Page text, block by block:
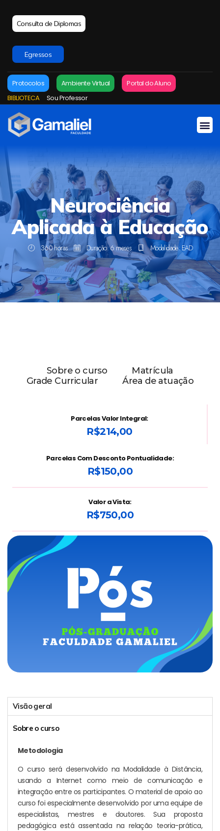
Consulta de Diplomas
Egressos
Protocolos Ambiente Virtual
Portal do Aluno
BIBLIOTECA
Sou Professor
Neurociência
Aplicada à Educação
360 horas Duração: 6 meses Modalidade: EAD
Sobre o curso
Matrícula
Grade Curricular
Área de atuação
Parcelas Valor Integral:
R$214,00
Parcelas Com Desconto Pontualidade:
R$150,00
Valor a Vista:
R$750,00
Visão geral
Sobre o curso
Metodologia
O curso será desenvolvido na Modalidade à Distância,
usando a Internet como meio de comunicação e
integração entre os participantes. O material de apoio ao
curso foi especialmente desenvolvido por uma equipe de
especialistas, mestres e doutores. Sua proposta
pedagógica está assentada na relação teoria-prática,